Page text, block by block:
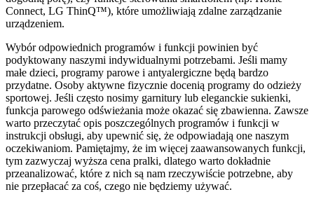
Connect, LG ThinQ™), które umożliwiają zdalne zarządzanie
urządzeniem.
Wybór odpowiednich programów i funkcji powinien być
podyktowany naszymi indywidualnymi potrzebami. Jeśli mamy
małe dzieci, programy parowe i antyalergiczne będą bardzo
przydatne. Osoby aktywne fizycznie docenią programy do odzieży
sportowej. Jeśli często nosimy garnitury lub eleganckie sukienki,
funkcja parowego odświeżania może okazać się zbawienna. Zawsze
warto przeczytać opis poszczególnych programów i funkcji w
instrukcji obsługi, aby upewnić się, że odpowiadają one naszym
oczekiwaniom. Pamiętajmy, że im więcej zaawansowanych funkcji,
tym zazwyczaj wyższa cena pralki, dlatego warto dokładnie
przeanalizować, które z nich są nam rzeczywiście potrzebne, aby
nie przepłacać za coś, czego nie będziemy używać.